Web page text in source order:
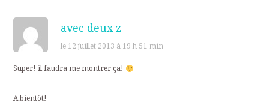
avec deux z
le 12 juillet 2013 à 19 h 51 min
Super! il faudra me montrer ça!
A bientôt!